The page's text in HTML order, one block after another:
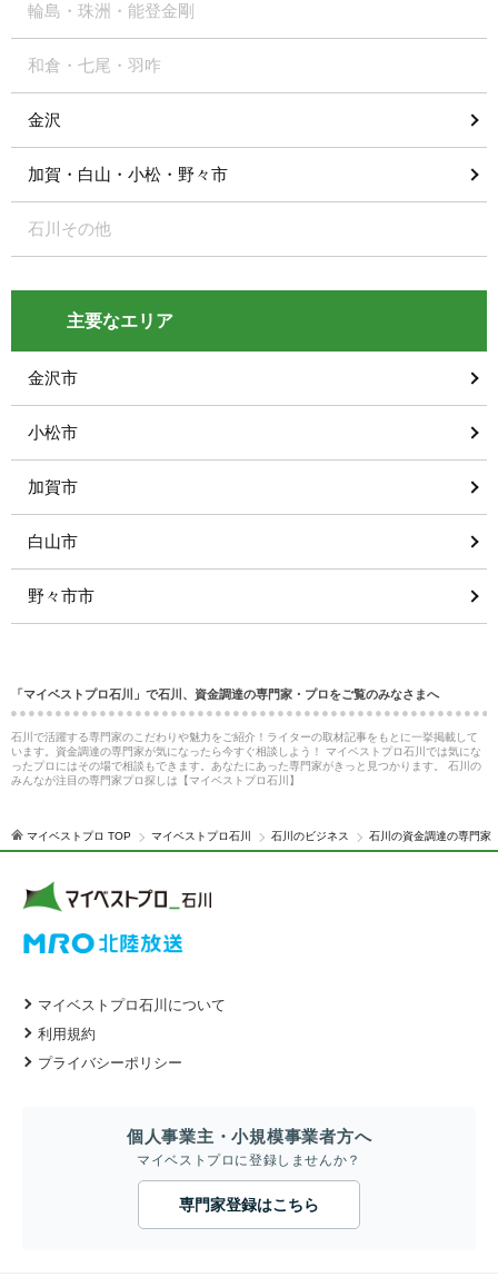
輪島・珠洲・能登金剛
和倉・七尾・羽咋
金沢
加賀・白山・小松・野々市
石川その他
主要なエリア
金沢市
小松市
加賀市
白山市
野々市市
「マイベストプロ石川」で石川、資金調達の専門家・プロをご覧のみなさまへ
石川で活躍する専門家のこだわりや魅力をご紹介！ライターの取材記事をもとに一挙掲載して
います。資金調達の専門家が気になったら今すぐ相談しよう！ マイベストプロ石川では気にな
ったプロにはその場で相談もできます。あなたにあった専門家がきっと見つかります。 石川の
みんなが注目の専門家プロ探しは【マイベストプロ石川】
マイベストプロ TOP マイベストプロ石川 石川のビジネス 石川の資金調達の専門家
マイベストプロ石川について
利用規約
プライバシーポリシー
個人事業主・小規模事業者方へ
マイベストプロに登録しませんか？
専門家登録はこちら